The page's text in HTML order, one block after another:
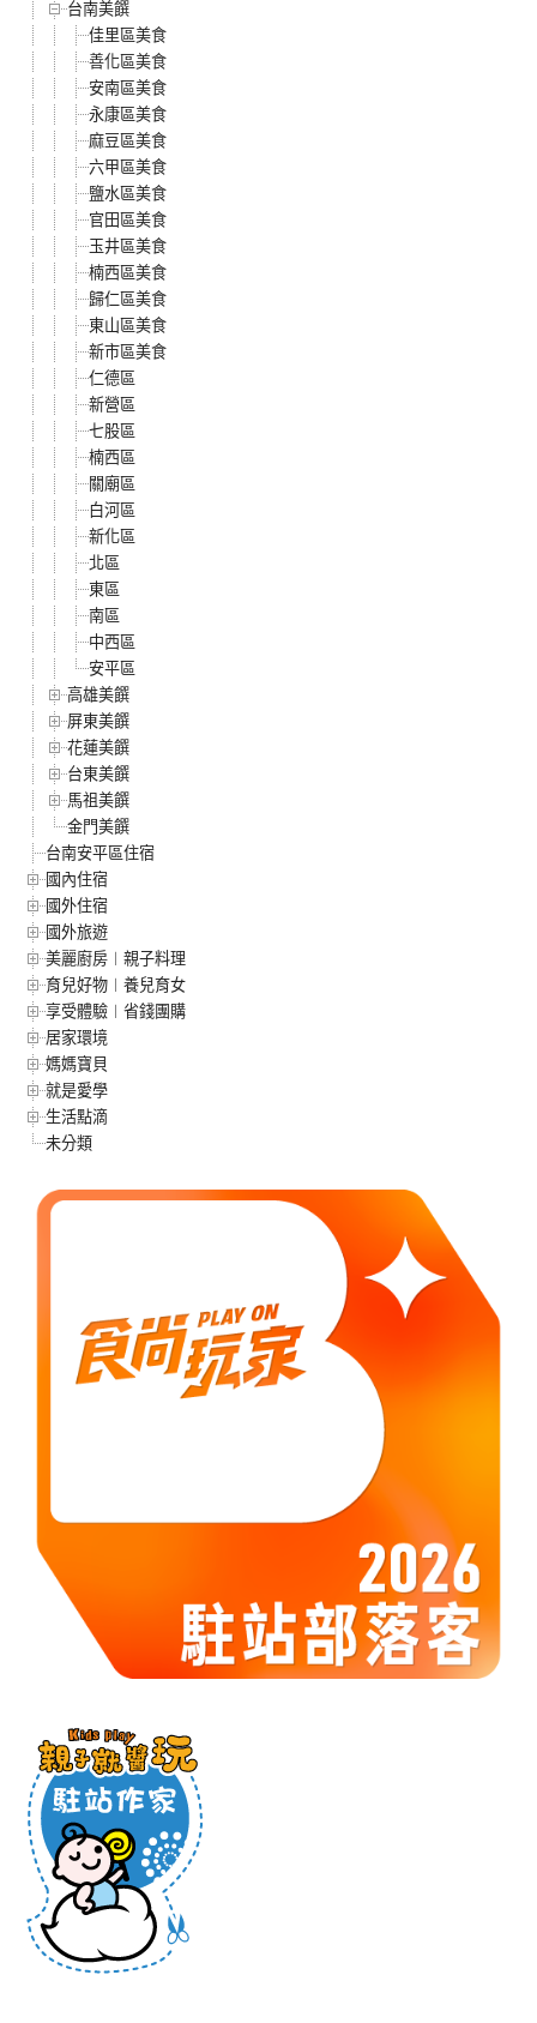
台南美饌
佳里區美食
善化區美食
安南區美食
永康區美食
麻豆區美食
六甲區美食
鹽水區美食
官田區美食
玉井區美食
楠西區美食
歸仁區美食
東山區美食
新市區美食
仁德區
新營區
七股區
楠西區
關廟區
白河區
新化區
北區
東區
南區
中西區
安平區
高雄美饌
屏東美饌
花蓮美饌
台東美饌
馬祖美饌
金門美饌
台南安平區住宿
國內住宿
國外住宿
國外旅遊
美麗廚房︱親子料理
育兒好物︱養兒育女
享受體驗︱省錢團購
居家環境
媽媽寶貝
就是愛學
生活點滴
未分類